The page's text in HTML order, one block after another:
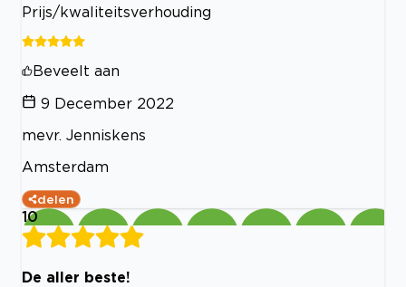
Prijs/kwaliteitsverhouding
Beveelt aan
9 December 2022
mevr. Jenniskens
Amsterdam
delen
10
De aller beste!